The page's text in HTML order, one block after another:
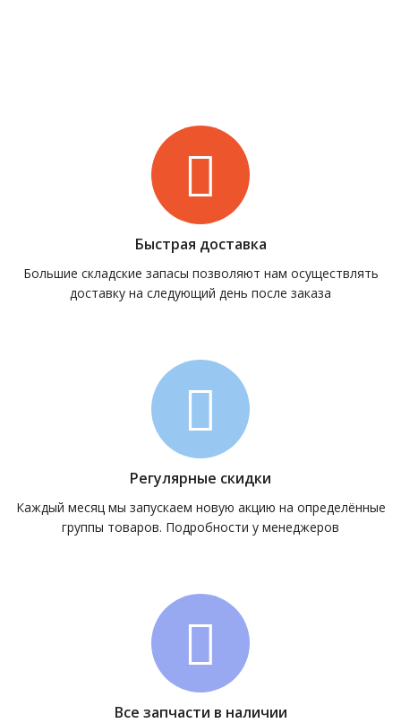
Быстрая доставка
Большие складские запасы позволяют нам осуществлять
доставку на следующий день после заказа
Регулярные скидки
Каждый месяц мы запускаем новую акцию на определённые
группы товаров. Подробности у менеджеров
Все запчасти в наличии